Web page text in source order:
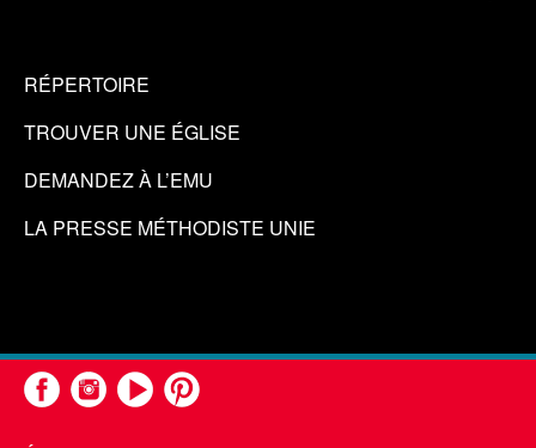
RÉPERTOIRE
TROUVER UNE ÉGLISE
DEMANDEZ À L’EMU
LA PRESSE MÉTHODISTE UNIE